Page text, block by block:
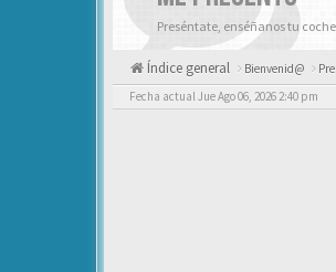
Preséntate, enséñanos tu
Índice general Bienvenid@
Fecha actual Jue Ago 06, 2026 2:40 pm